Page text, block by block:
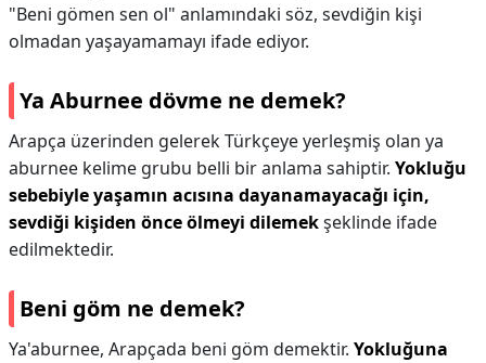
"Beni gömen sen ol" anlamındaki söz, sevdiğin kişi
olmadan yaşayamamayı ifade ediyor.
Ya Aburnee dövme ne demek?
Arapça üzerinden gelerek Türkçeye yerleşmiş olan ya
aburnee kelime grubu belli bir anlama sahiptir. Yokluğu
sebebiyle yaşamın acısına dayanamayacağı için,
sevdiği kişiden önce ölmeyi dilemekşeklinde ifade
edilmektedir.
Beni göm ne demek?
Ya'aburnee, Arapçada beni göm demektir. Yokluğuna